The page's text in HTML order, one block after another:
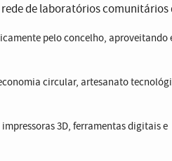
de laboratórios comunitários
pelo concelho, aproveitando
circular, artesanato
3D, ferramentas digitais e